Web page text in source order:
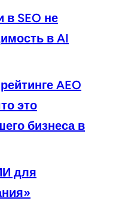
в SEO не
в AI
AEO
это
бизнеса в
для